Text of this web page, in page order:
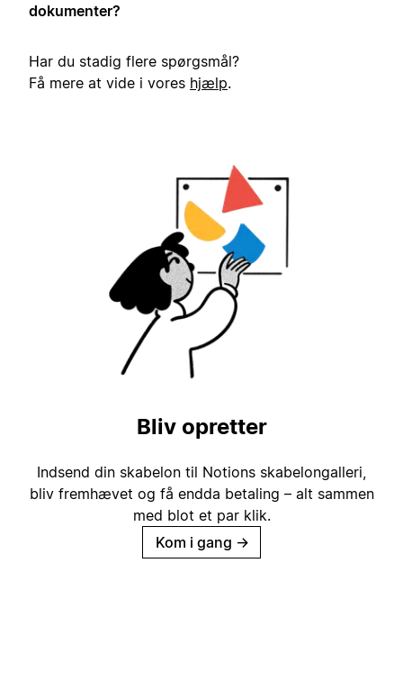
dokumenter?
Har du stadig flere spørgsmål?
Få mere at vide i vores hjælp.
Bliv opretter
Indsend din skabelon til Notions skabelongalleri,
bliv fremhævet og få endda betaling – alt sammen
med blot et par klik.
Kom i gang →